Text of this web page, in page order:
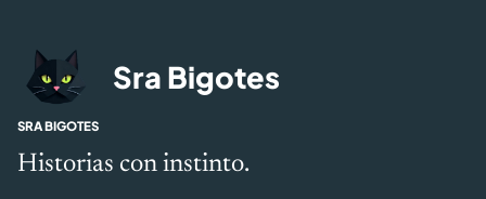
Sra Bigotes
SRA BIGOTES
Historias con instinto.